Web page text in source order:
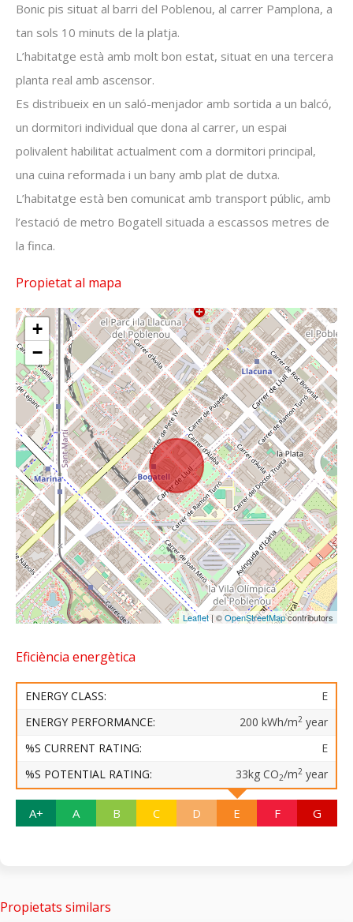
Bonic pis situat al barri del Poblenou, al carrer Pamplona, ​​a
tan sols 10 minuts de la platja.
L’habitatge està amb molt bon estat, situat en una tercera
planta real amb ascensor.
Es distribueix en un saló-menjador amb sortida a un balcó,
un dormitori individual que dona al carrer, un espai
polivalent habilitat actualment com a dormitori principal,
una cuina reformada i un bany amb plat de dutxa.
L’habitatge està ben comunicat amb transport públic, amb
l’estació de metro Bogatell situada a escassos metres de
la finca.
Propietat al mapa
+
−
Leaflet| ©OpenStreetMapcontributors
Eficiència energètica
ENERGY CLASS:
E
ENERGY PERFORMANCE:
200 kWh/m2 year
%S CURRENT RATING:
E
%S POTENTIAL RATING:
33kg CO2/m2 year
A+ A B C D E F G
Propietats similars